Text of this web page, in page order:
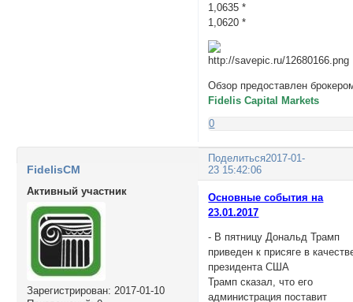
1,0635 *
1,0620 *
Обзор предоставлен
Fidelis Capital Markets
0
Поделиться2017-01-
23 15:42:06
FidelisCM
Активный участник
Зарегистрирован: 2017-01-10
Основные события на
23.01.2017
- В пятницу Дональд Трамп
приведен к присяге в
президента США
Трамп сказал, что его
администрация поставит